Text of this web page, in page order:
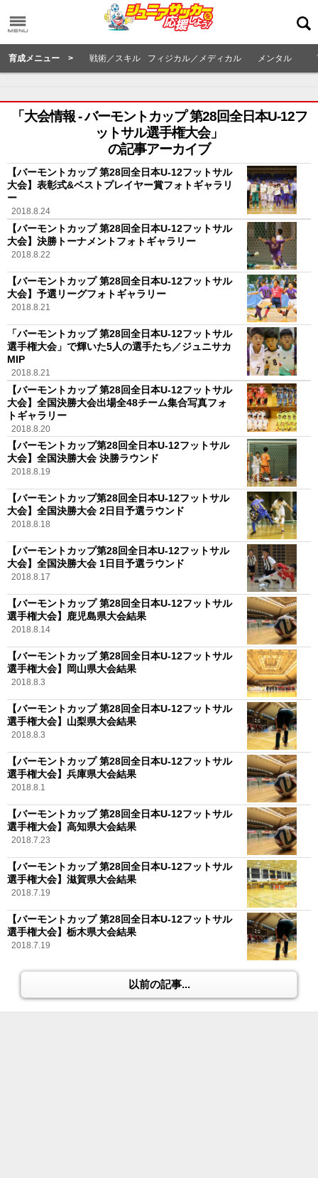
育成メニュー > 戦術／スキル フィジカル／メディカル メンタル
「大会情報 - バーモントカップ 第28回全日本U-12フ
ットサル選手権大会」
の記事アーカイブ
【バーモントカップ 第28回全日本U-12フットサル
大会】表彰式&ベストプレイヤー賞フォトギャラリ
ー
2018.8.24
【バーモントカップ 第28回全日本U-12フットサル
大会】決勝トーナメントフォトギャラリー
2018.8.22
【バーモントカップ 第28回全日本U-12フットサル
大会】予選リーグフォトギャラリー
2018.8.21
「バーモントカップ 第28回全日本U-12フットサル
選手権大会」で輝いた5人の選手たち／ジュニサカ
MIP
2018.8.21
【バーモントカップ 第28回全日本U-12フットサル
大会】全国決勝大会出場全48チーム集合写真フォ
トギャラリー
2018.8.20
【バーモントカップ第28回全日本U-12フットサル
大会】全国決勝大会 決勝ラウンド
2018.8.19
【バーモントカップ第28回全日本U-12フットサル
大会】全国決勝大会 2日目予選ラウンド
2018.8.18
【バーモントカップ第28回全日本U-12フットサル
大会】全国決勝大会 1日目予選ラウンド
2018.8.17
【バーモントカップ 第28回全日本U-12フットサル
選手権大会】鹿児島県大会結果
2018.8.14
【バーモントカップ 第28回全日本U-12フットサル
選手権大会】岡山県大会結果
2018.8.3
【バーモントカップ 第28回全日本U-12フットサル
選手権大会】山梨県大会結果
2018.8.3
【バーモントカップ 第28回全日本U-12フットサル
選手権大会】兵庫県大会結果
2018.8.1
【バーモントカップ 第28回全日本U-12フットサル
選手権大会】高知県大会結果
2018.7.23
【バーモントカップ 第28回全日本U-12フットサル
選手権大会】滋賀県大会結果
2018.7.19
【バーモントカップ 第28回全日本U-12フットサル
選手権大会】栃木県大会結果
2018.7.19
以前の記事...